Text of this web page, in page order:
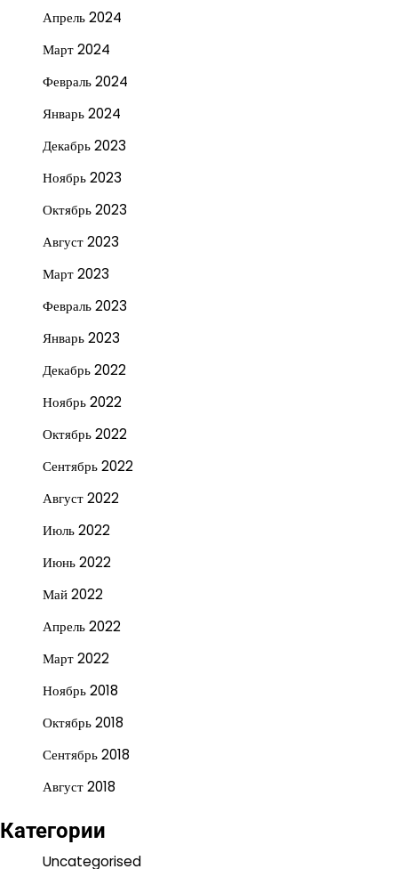
Апрель 2024
Март 2024
Февраль 2024
Январь 2024
Декабрь 2023
Ноябрь 2023
Октябрь 2023
Август 2023
Март 2023
Февраль 2023
Январь 2023
Декабрь 2022
Ноябрь 2022
Октябрь 2022
Сентябрь 2022
Август 2022
Июль 2022
Июнь 2022
Май 2022
Апрель 2022
Март 2022
Ноябрь 2018
Октябрь 2018
Сентябрь 2018
Август 2018
Категории
Uncategorised